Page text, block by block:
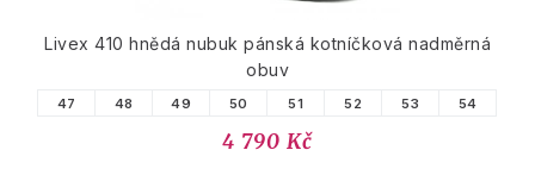
Livex 410 hnědá nubuk pánská kotníčková nadměrná
obuv
47 48 49 50 51 52 53 54
4 790 Kč